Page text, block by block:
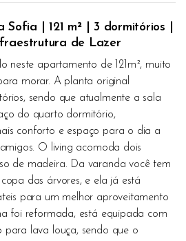
| 121 m² | 3 dormitórios |
de Lazer
neste apartamento de 121m², muito
morar. A planta original
sendo que atualmente a sala
do quarto dormitório,
conforto e espaço para o dia a
O living acomoda dois
de madeira. Da varanda você tem
das árvores, e ela já está
para um melhor aproveitamento
foi reformada, está equipada com
para lava louça, sendo que o